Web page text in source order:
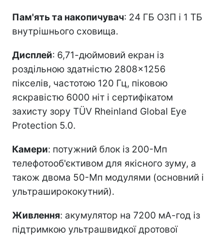
Пам'ять та накопичувач: 24 ГБ ОЗП і 1 ТБ
внутрішнього сховища.
Дисплей: 6,71-дюймовий екран із
роздільною здатністю 2808×1256
пікселів, частотою 120 Гц, піковою
яскравістю 6000 ніт і сертифікатом
захисту зору TÜV Rheinland Global Eye
Protection 5.0.
Камери: потужний блок із 200-Мп
телефотооб'єктивом для якісного зуму, а
також двома 50-Мп модулями (основний і
ультраширококутний).
Живлення: акумулятор на 7200 мА-год із
підтримкою ультрашвидкої дротової